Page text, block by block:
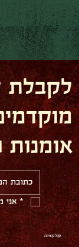
קולקציות
לקבלת
אומנות
* אני